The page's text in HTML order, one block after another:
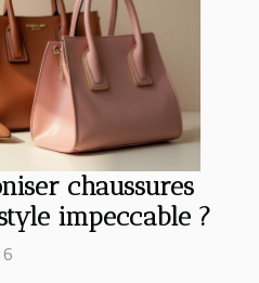
chaussures
impeccable ?